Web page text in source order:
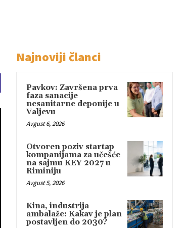
Najnoviji članci
Pavkov: Završena prva
faza sanacije
nesanitarne deponije u
Valjevu
Avgust 6, 2026
Otvoren poziv startap
kompanijama za učešće
na sajmu KEY 2027 u
Riminiju
Avgust 5, 2026
Kina, industrija
ambalaže: Kakav je plan
postavljen do 2030?